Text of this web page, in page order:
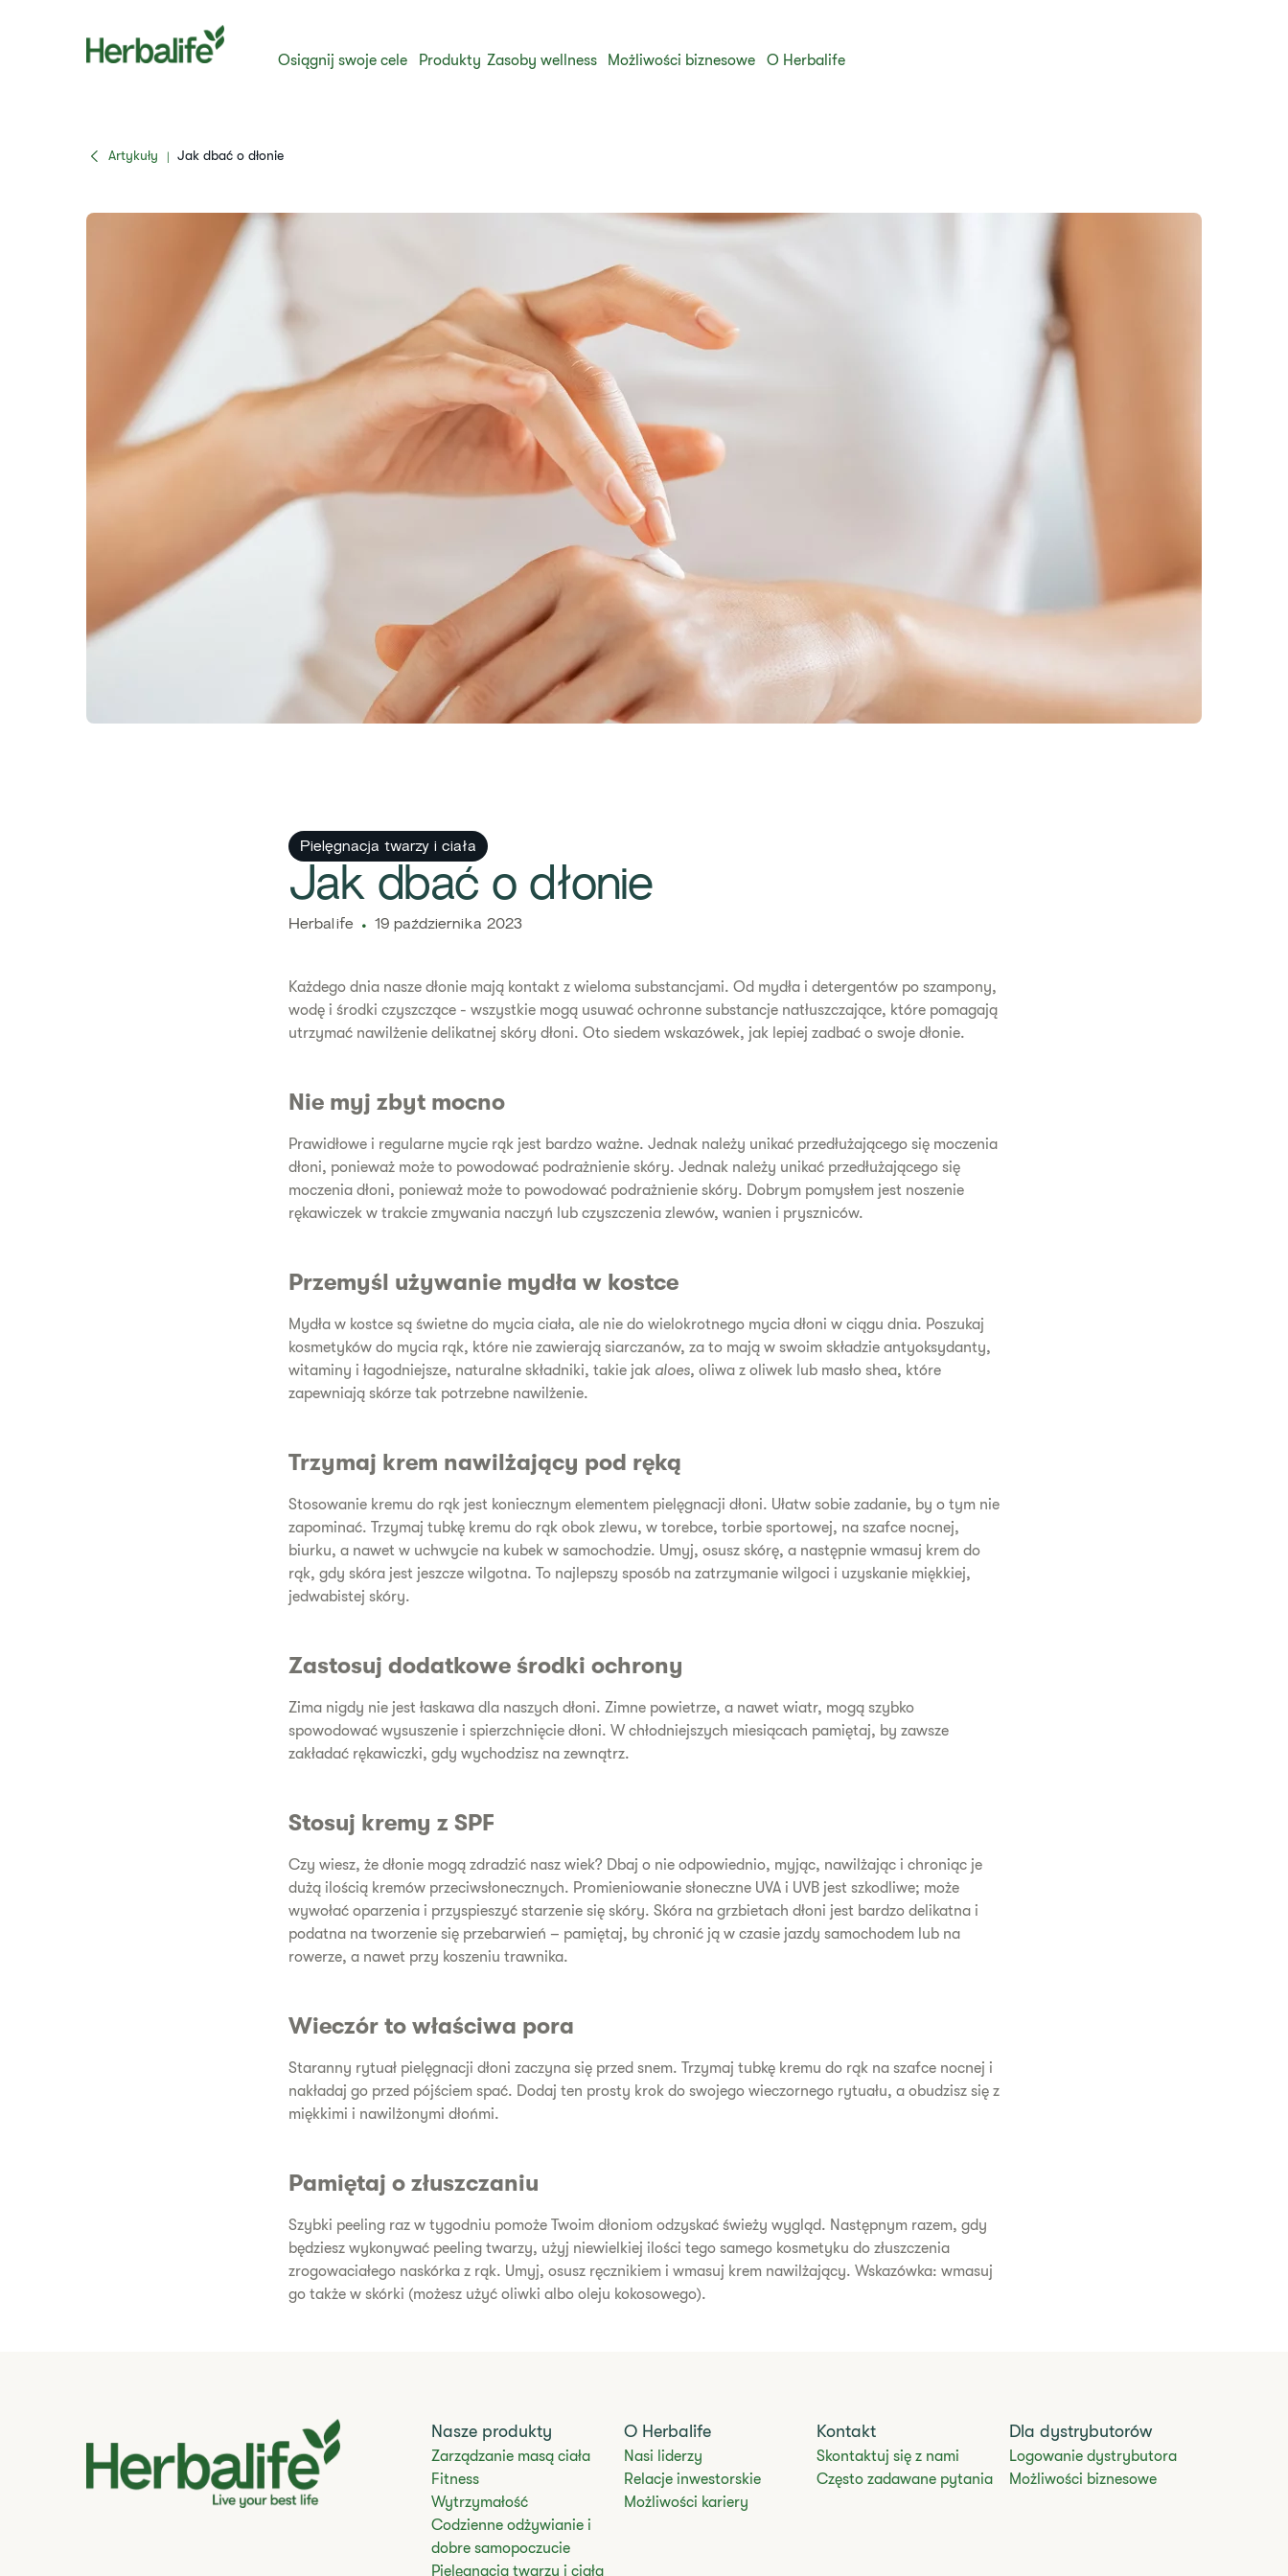
Osiągnij swoje cele Produkty Zasoby wellness Możliwości biznesowe O Herbalife
Artykuły | ​Jak dbać o dłonie
Pielęgnacja​ twarzy i ciała
​Jak dbać o dłonie
Herbalife 19 października 2023
Każdego dnia nasze dłonie mają kontakt z wieloma substancjami. Od mydła i detergentów po szampony,
wodę i środki czyszczące - wszystkie mogą usuwać ochronne substancje natłuszczające, które pomagają
utrzymać nawilżenie delikatnej skóry dłoni. Oto siedem wskazówek, jak lepiej zadbać o swoje dłonie.
Nie myj zbyt mocno
Prawidłowe i regularne mycie rąk jest bardzo ważne. Jednak należy unikać przedłużającego się moczenia
dłoni, ponieważ może to powodować podrażnienie skóry. Jednak należy unikać przedłużającego się
moczenia dłoni, ponieważ może to powodować podrażnienie skóry. Dobrym pomysłem jest noszenie
rękawiczek w trakcie zmywania naczyń lub czyszczenia zlewów, wanien i pryszniców.
Przemyśl używanie mydła w kostce
Mydła w kostce są świetne do mycia ciała, ale nie do wielokrotnego mycia dłoni w ciągu dnia. Poszukaj
kosmetyków do mycia rąk, które nie zawierają siarczanów, za to mają w swoim składzie antyoksydanty,
witaminy i łagodniejsze, naturalne składniki, takie jak aloes, oliwa z oliwek lub masło shea, które
zapewniają skórze tak potrzebne nawilżenie.
Trzymaj krem ​​nawilżający pod ręką
Stosowanie kremu do rąk jest koniecznym elementem pielęgnacji dłoni. Ułatw sobie zadanie, by o tym nie
zapominać. Trzymaj tubkę kremu do rąk obok zlewu, w torebce, torbie sportowej, na szafce nocnej,
biurku, a nawet w uchwycie na kubek w samochodzie. Umyj, osusz skórę, a następnie wmasuj krem do
rąk, gdy skóra jest jeszcze wilgotna. To najlepszy sposób na zatrzymanie wilgoci i uzyskanie miękkiej,
jedwabistej skóry.
Zastosuj dodatkowe środki ochrony
Zima nigdy nie jest łaskawa dla naszych dłoni. Zimne powietrze, a nawet wiatr, mogą szybko
spowodować wysuszenie i spierzchnięcie dłoni. W chłodniejszych miesiącach pamiętaj, by zawsze
zakładać rękawiczki, gdy wychodzisz na zewnątrz.
Stosuj kremy z SPF
Czy wiesz, że dłonie mogą zdradzić nasz wiek? Dbaj o nie odpowiednio, myjąc, nawilżając i chroniąc je
dużą ilością kremów przeciwsłonecznych. Promieniowanie słoneczne UVA i UVB jest szkodliwe; może
wywołać oparzenia i przyspieszyć starzenie się skóry. Skóra na grzbietach dłoni jest bardzo delikatna i
podatna na tworzenie się przebarwień – pamiętaj, by chronić ją w czasie jazdy samochodem lub na
rowerze, a nawet przy koszeniu trawnika.
Wieczór to właściwa pora
Staranny rytuał pielęgnacji dłoni zaczyna się przed snem. Trzymaj tubkę kremu do rąk na szafce nocnej i
nakładaj go przed pójściem spać. Dodaj ten prosty krok do swojego wieczornego rytuału, a obudzisz się z
miękkimi i nawilżonymi dłońmi.
Pamiętaj o złuszczaniu
Szybki peeling raz w tygodniu pomoże Twoim dłoniom odzyskać świeży wygląd. Następnym razem, gdy
będziesz wykonywać peeling twarzy, użyj niewielkiej ilości tego samego kosmetyku do złuszczenia
zrogowaciałego naskórka z rąk. Umyj, osusz ręcznikiem i wmasuj krem nawilżający. Wskazówka: wmasuj
go także w skórki (możesz użyć oliwki albo oleju kokosowego).
Nasze produkty
Zarządzanie masą ciała
Fitness
Wytrzymałość
Codzienne odżywianie i
dobre samopoczucie
Pielęgnacja twarzy i ciała
O Herbalife
Nasi liderzy
Relacje inwestorskie
Możliwości kariery
Kontakt
Skontaktuj się z nami
Często zadawane pytania
Dla dystrybutorów
Logowanie dystrybutora
Możliwości biznesowe